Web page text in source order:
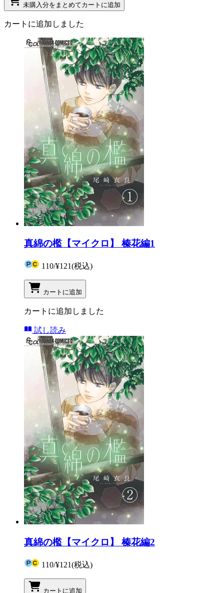
未購入分をまとめてカートに追加
カートに追加しました
真綿の檻【マイクロ】 榛花編1
110/¥121(税込)
カートに追加
カートに追加しました
試し読み
真綿の檻【マイクロ】 榛花編2
110/¥121(税込)
カートに追加